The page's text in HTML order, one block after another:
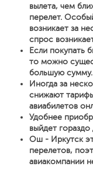
вылета, чем
перелет.
возникает за
спрос
Если покупать
то можно
большую сумму.
Иногда за
снижают
авиабилетов
Удобнее
выйдет
Ош - Иркутск
перелетов,
авиакомпании